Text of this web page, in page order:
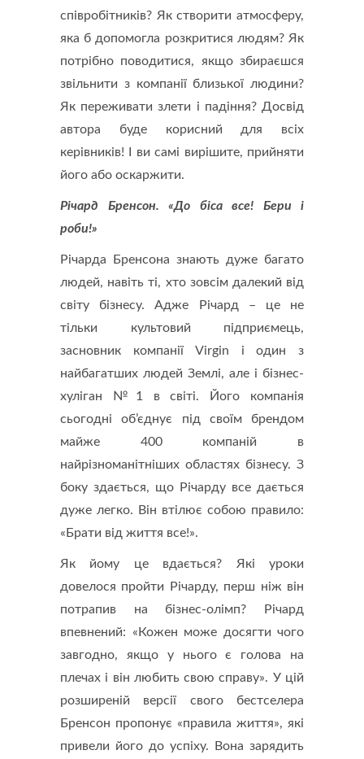
співробітників? Як створити атмосферу,
яка б допомогла розкритися людям? Як
потрібно поводитися, якщо збираєшся
звільнити з компанії близької людини?
Як переживати злети і падіння? Досвід
автора буде корисний для всіх
керівників! І ви самі вирішите, прийняти
його або оскаржити.
Річард Бренсон. «До біса все! Бери і
роби!»
Річарда Бренсона знають дуже багато
людей, навіть ті, хто зовсім далекий від
світу бізнесу. Адже Річард – це не
тільки культовий підприємець,
засновник компанії Virgin і один з
найбагатших людей Землі, але і бізнес-
хуліган №1 в світі. Його компанія
сьогодні об’єднує під своїм брендом
майже 400 компаній в
найрізноманітніших областях бізнесу. З
боку здається, що Річарду все дається
дуже легко. Він втілює собою правило:
«Брати від життя все!».
Як йому це вдається? Які уроки
довелося пройти Річарду, перш ніж він
потрапив на бізнес-олімп? Річард
впевнений: «Кожен може досягти чого
завгодно, якщо у нього є голова на
плечах і він любить свою справу». У цій
розширеній версії свого бестселера
Бренсон пропонує «правила життя», які
привели його до успіху. Вона зарядить